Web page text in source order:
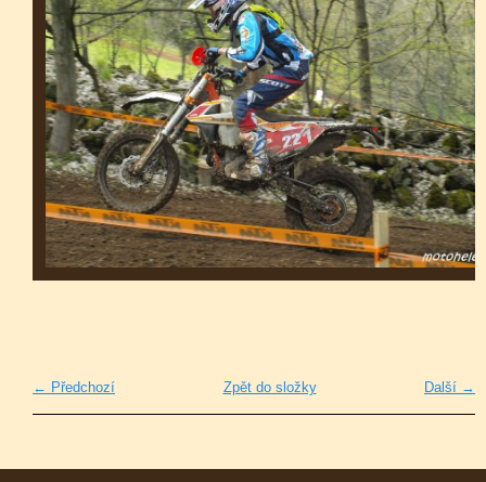
← Předchozí Další →
Zpět do složky